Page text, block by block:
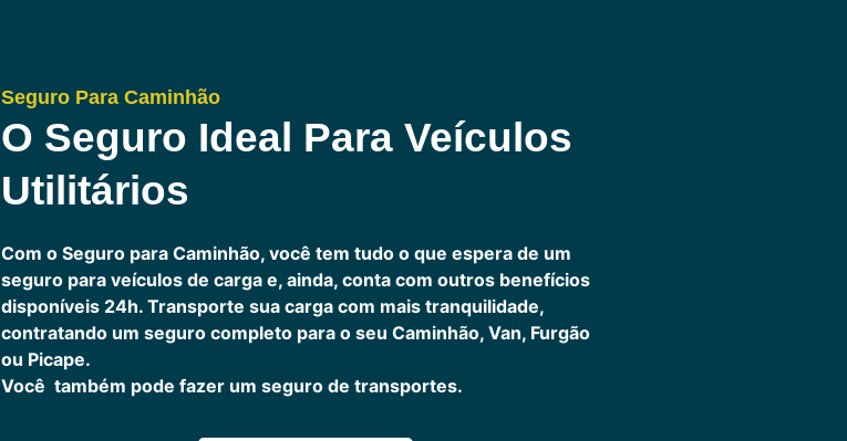
Seguro Para Caminhão
O Seguro Ideal Para Veículos
Utilitários
Com o Seguro para Caminhão, você tem tudo o que espera de um
seguro para veículos de carga e, ainda, conta com outros benefícios
disponíveis 24h. Transporte sua carga com mais tranquilidade,
contratando um seguro completo para o seu Caminhão, Van, Furgão
ou Picape.
Você também pode fazer um seguro de transportes.